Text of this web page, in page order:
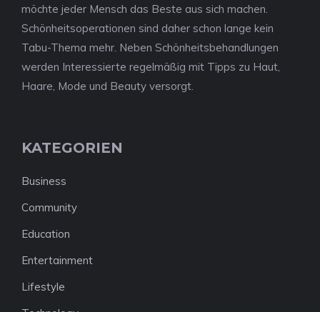
möchte jeder Mensch das Beste aus sich machen.
Schönheitsoperationen sind daher schon lange kein
Tabu-Thema mehr. Neben Schönheitsbehandlungen
werden Interessierte regelmäßig mit Tipps zu Haut,
Haare, Mode und Beauty versorgt.
KATEGORIEN
Business
Community
Education
Entertainment
Lifestyle